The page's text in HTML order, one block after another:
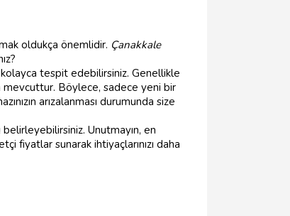
oldukça önemlidir. Çanakkale
kolayca tespit edebilirsiniz. Genellikle
Böylece, sadece yeni bir
arızalanması durumunda size
Unutmayın, en
fiyatlar sunarak ihtiyaçlarınızı daha